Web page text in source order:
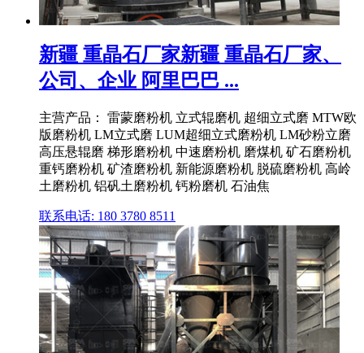
新疆 重晶石厂家新疆 重晶石厂家、
公司、企业 阿里巴巴 ...
主营产品： 雷蒙磨粉机 立式辊磨机 超细立式磨 MTW欧
版磨粉机 LM立式磨 LUM超细立式磨粉机 LM砂粉立磨
高压悬辊磨 梯形磨粉机 中速磨粉机 磨煤机 矿石磨粉机
重钙磨粉机 矿渣磨粉机 新能源磨粉机 脱硫磨粉机 高岭
土磨粉机 铝矾土磨粉机 钙粉磨机 石油焦
联系电话: 180 3780 8511